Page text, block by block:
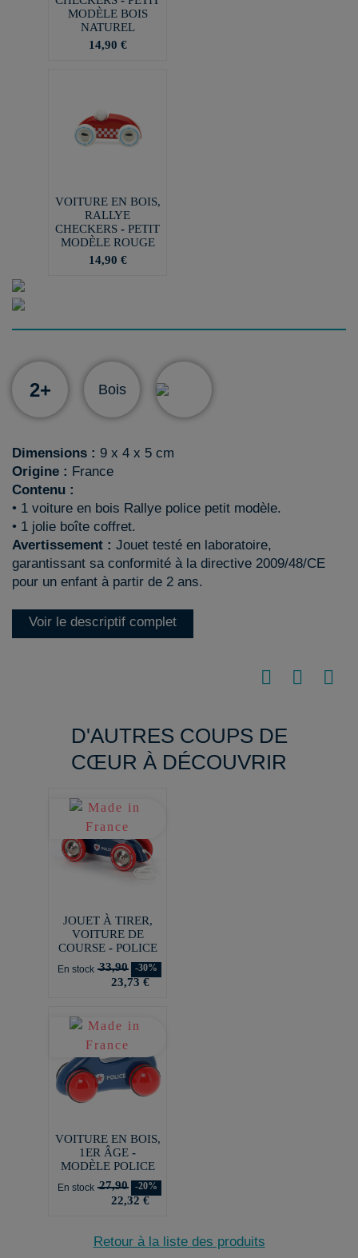
MODÈLE BOIS
NATUREL
14,90 €
VOITURE EN BOIS,
RALLYE
CHECKERS - PETIT
MODÈLE ROUGE
14,90 €
2+ Bois
Dimensions : 9 x 4 x 5 cm
Origine : France
Contenu :
• 1 voiture en bois Rallye police petit modèle.
• 1 jolie boîte coffret.
Avertissement : Jouet testé en laboratoire,
garantissant sa conformité à la directive 2009/48/CE
pour un enfant à partir de 2 ans.
Voir le descriptif complet
D'AUTRES COUPS DE
CŒUR À DÉCOUVRIR
JOUET À TIRER,
VOITURE DE
COURSE - POLICE
En stock 33,90 -30%
23,73 €
VOITURE EN BOIS,
1ER ÂGE -
MODÈLE POLICE
En stock 27,90 -20%
22,32 €
Retour à la liste des produits